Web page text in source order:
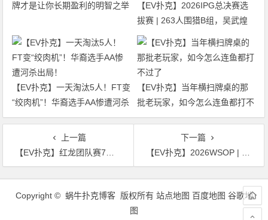
牌才是让你长期盈利的明智之举
【EV扑克】2026IPG总决赛选
拔赛 | 263人围猎B组，吴武煌
54.4万领跑，主赛第一轮晋级版
【EV扑克】一天淘汰5人！FT变
“绞肉机”！华裔选手AA惨遭河杀
出局！
【EV扑克】当年横扫牌桌的那
批老玩家，如今怎么连鱼都打不
过了
上一篇
【EV扑克】红龙团队赛7月济州岛开战！红龙女子战队、雾都夜话、上古神灯确认出征
下一篇
【EV扑克】2026WSOP | 女士赛中国选手Lizhen Chen、孟瑶晋级48强
文
Copyright © 蜗牛扑克博客 版权所有 站点地图 百度地图 谷歌地
图